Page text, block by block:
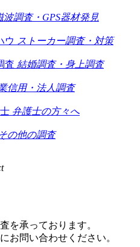
波調査・GPS器材発見
ウ ストーカー調査・対策
査 結婚調査・身上調査
信用・法人調査
弁護士の方々へ
の他の調査
を承っております。
お問い合わせください。